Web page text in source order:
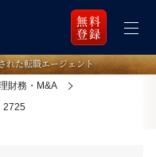
無料
登録
れた転職エージェント
財務・M&A
2725